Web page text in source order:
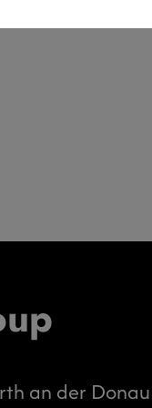
an der Donau